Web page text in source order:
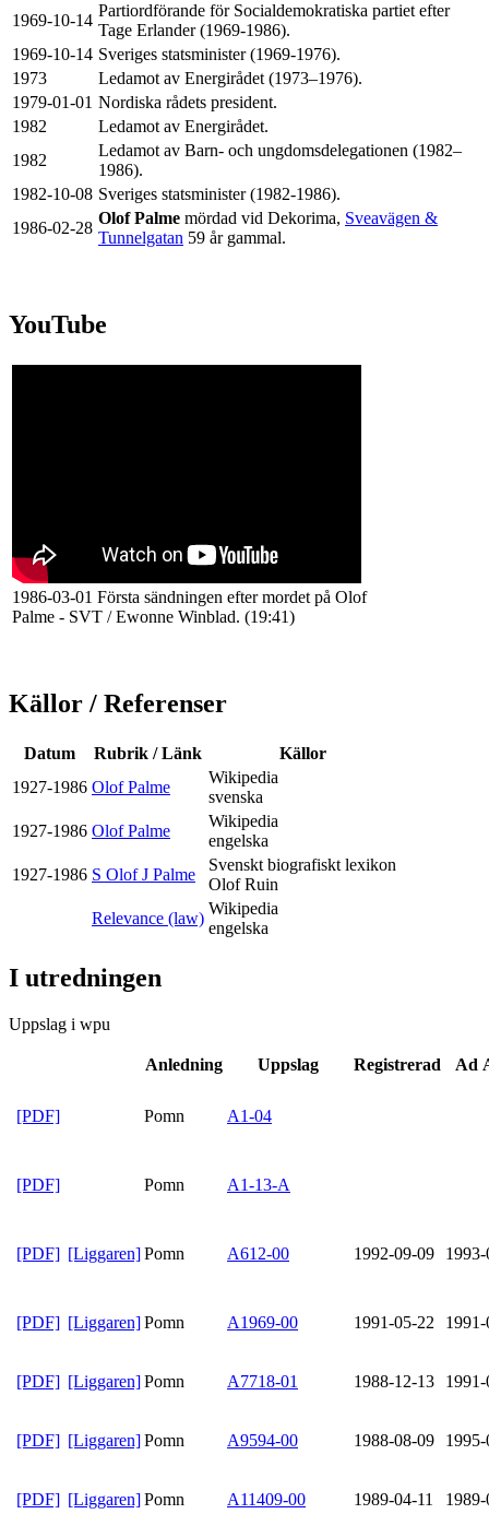
1969-10-14
Partiordförande för Socialdemokratiska partiet efter
Tage Erlander (1969-1986).
1969-10-14 Sveriges statsminister (1969-1976).
1973
Ledamot av Energirådet (1973–1976).
1979-01-01 Nordiska rådets president.
1982
Ledamot av Energirådet.
1982
Ledamot av Barn- och ungdomsdelegationen (1982–
1986).
1982-10-08 Sveriges statsminister (1982-1986).
1986-02-28
Olof Palme mördad vid Dekorima, Sveavägen &
Tunnelgatan 59 år gammal.
YouTube
1986-03-01 Första sändningen efter mordet på Olof
Palme - SVT / Ewonne Winblad. (19:41)
Källor / Referenser
Datum Rubrik / Länk
Källor
1927-1986 Olof Palme
Wikipedia
svenska
1927-1986 Olof Palme
Wikipedia
engelska
1927-1986 S Olof J Palme
Svenskt biografiskt lexikon
Olof Ruin
Relevance (law)
Wikipedia
engelska
I utredningen
Uppslag i wpu
Anledning Uppslag Registrerad Ad
[PDF] Pomn A1-04
[PDF] Pomn A1-13-A
[PDF] [Liggaren]Pomn A612-00 1992-09-09
[PDF] [Liggaren]Pomn A1969-00 1991-05-22
[PDF] [Liggaren]Pomn A7718-01 1988-12-13
[PDF] [Liggaren]Pomn A9594-00 1988-08-09
[PDF] [Liggaren]Pomn A11409-00 1989-04-11